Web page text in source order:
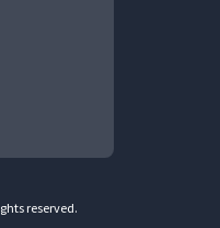
reserved.